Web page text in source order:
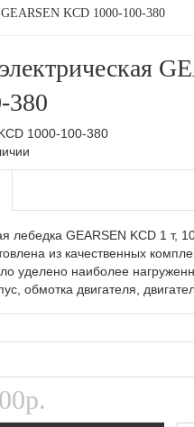
GEARSEN KCD 1000-100-380
380
1000-100-380
лебедка GEARSEN KCD 1 т,
из качественных
уделено наиболее
обмотка двигателя,